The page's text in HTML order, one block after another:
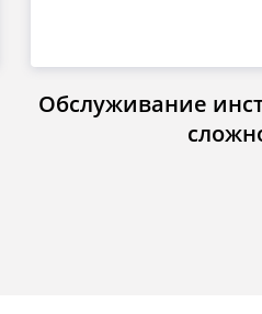
Обслуживание